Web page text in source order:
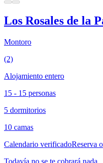
Los Rosales de la
Montoro
(2)
Alojamiento entero
15 - 15 personas
5 dormitorios
10 camas
Calendario verificadoReserva